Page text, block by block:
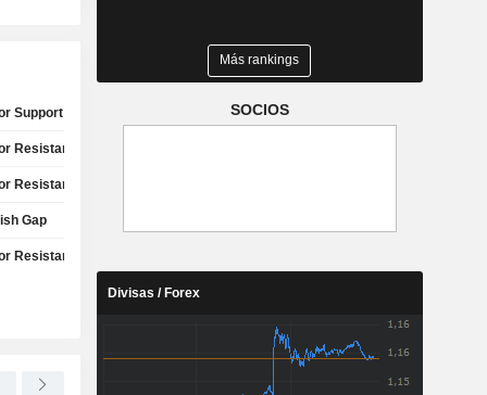
Support Test
Resistance Test
Resistance Test
Gap
Resistance Test
Más rankings
SOCIOS
Divisas / Forex